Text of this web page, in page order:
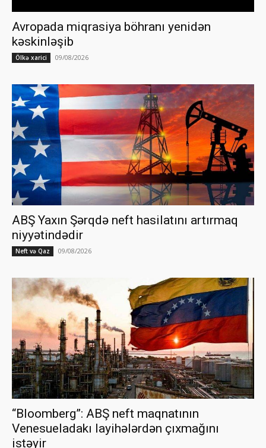
Avropada miqrasiya böhranı yenidən
kəskinləşib
Ölkə xarici 09/08/2026
ABŞ Yaxın Şərqdə neft hasilatını artırmaq
niyyətindədir
Neft və Qaz 09/08/2026
“Bloomberg”: ABŞ neft maqnatının
Venesueladakı layihələrdən çıxmağını
istəyir